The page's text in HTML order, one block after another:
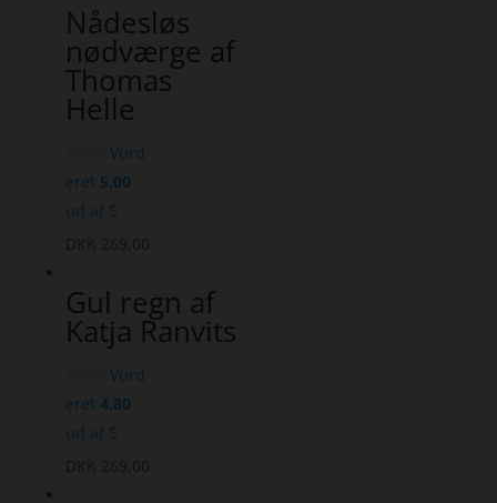
Nådesløs
nødværge af
Thomas
Helle
Vurd
eret 5.00
ud af 5
Gul regn af
Katja Ranvits
Vurd
eret 4.80
ud af 5